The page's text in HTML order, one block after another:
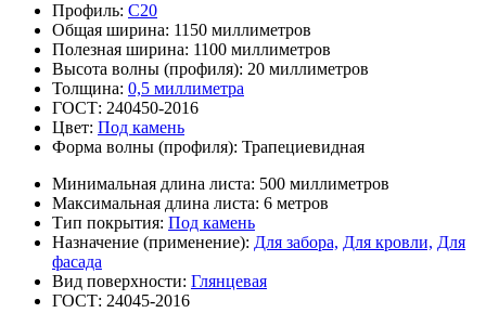
Профиль: С20
Общая ширина: 1150 миллиметров
Полезная ширина: 1100 миллиметров
Высота волны (профиля): 20 миллиметров
Толщина: 0,5 миллиметра
ГОСТ: 240450-2016
Цвет: Под камень
Форма волны (профиля): Трапециевидная
Минимальная длина листа: 500 миллиметров
Максимальная длина листа: 6 метров
Тип покрытия: Под камень
Назначение (применение): Для забора, Для кровли, Для
фасада
Вид поверхности: Глянцевая
ГОСТ: 24045-2016